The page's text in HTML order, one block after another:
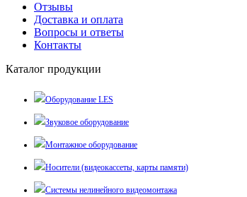
Отзывы
Доставка и оплата
Вопросы и ответы
Контакты
Каталог продукции
Оборудование LES
Звуковое оборудование
Монтажное оборудование
Носители (видеокассеты, карты памяти)
Системы нелинейного видеомонтажа